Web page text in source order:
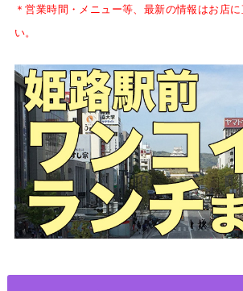
＊営業時間・メニュー等、最新の情報はお店
い。